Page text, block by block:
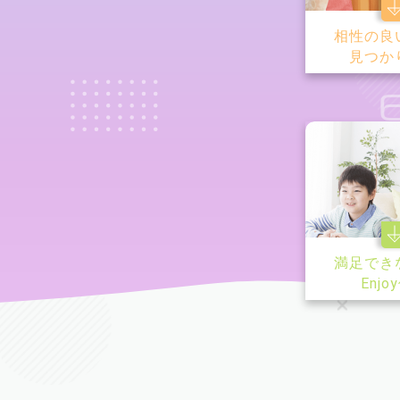
相性の良
見つか
満足でき